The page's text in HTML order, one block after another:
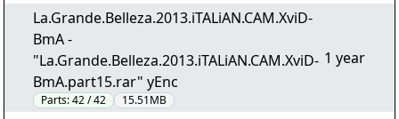
La.Grande.Belleza.2013.iTALiAN.CAM.XviD-
BmA -
"La.Grande.Belleza.2013.iTALiAN.CAM.XviD-
BmA.part15.rar" yEnc
Parts:42 / 42 15.51MB
1 year